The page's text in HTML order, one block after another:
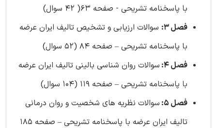
با پاسخنامه تشریحی - صفحه 63( 42 سوال)
فصل 3:
سوالات ارزیابی و تشخیص تالیف ایران عرضه
با پاسخنامه تشریحی – صفحه 84 (52 سوال)
فصل 4:
سوالات روان شناسی بالینی تالیف ایران عرضه
با پاسخنامه تشریحی – صفحه 119 (104 سوال)
فصل 5:
سوالات نظریه های شخصیت و روان درمانی
تالیف ایران عرضه با پاسخنامه تشریحی – صفحه 185